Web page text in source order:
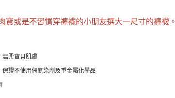
寶或是不習慣穿褲襪的小朋友選大一尺寸的褲襪。
柔寶貝肌膚
保證不使用偶氮染劑及重金屬化學品